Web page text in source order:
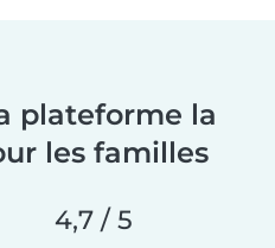
plateforme la
les familles
4,7 / 5